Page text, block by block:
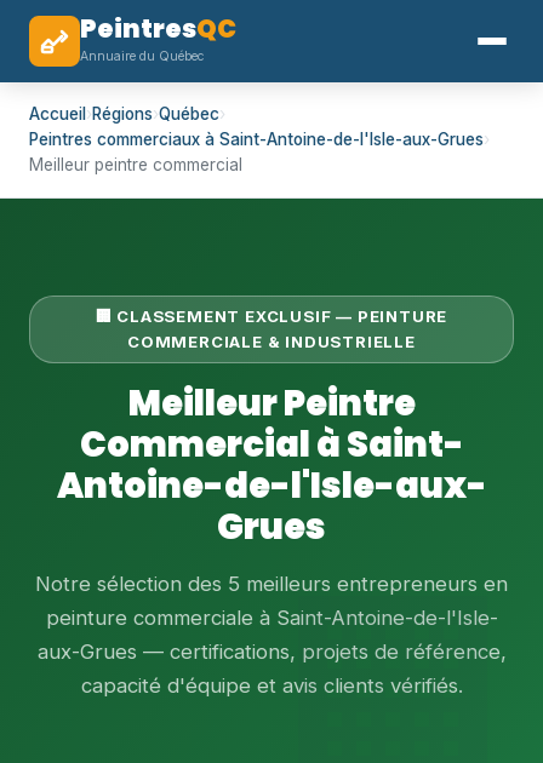
PeintresQC
Annuaire du Québec
Accueil ›Régions›Québec›
Peintres commerciaux à Saint-Antoine-de-l'Isle-aux-Grues›
Meilleur peintre commercial
🏢 CLASSEMENT EXCLUSIF — PEINTURE
COMMERCIALE & INDUSTRIELLE
Meilleur Peintre
Commercial à Saint-
Antoine-de-l'Isle-aux-
Grues
Notre sélection des 5 meilleurs entrepreneurs en
peinture commerciale à Saint-Antoine-de-l'Isle-
aux-Grues — certifications, projets de référence,
capacité d'équipe et avis clients vérifiés.